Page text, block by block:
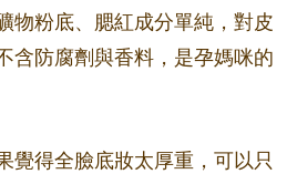
物粉底、腮紅成分單純，對皮
含防腐劑與香料，是孕媽咪的
覺得全臉底妝太厚重，可以只